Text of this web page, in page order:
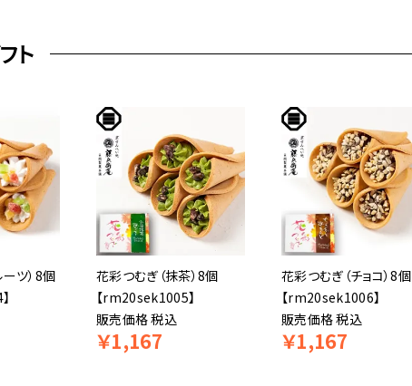
ト
ツ）8個
花彩つむぎ（抹茶）8個
【rm20sek1005】
販売価格税込
￥1,167
花彩つむぎ（チョコ）8個
【rm20sek1006】
販売価格税込
￥1,167